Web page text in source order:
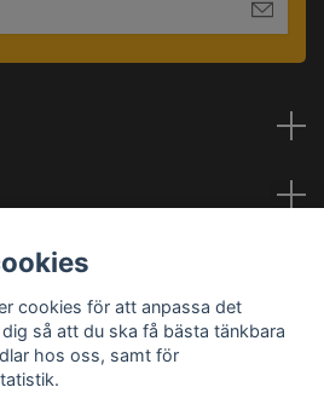
cookies för att anpassa det
så att du ska få bästa tänkbara
hos oss, samt för